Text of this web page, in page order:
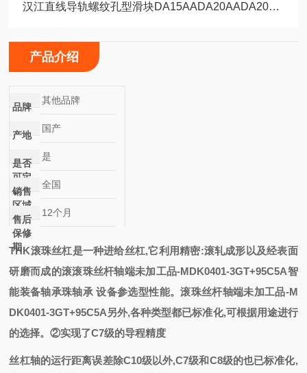
汉江直线导轨螺纹孔型滑块DA15AADA20AADA20AAL
产品介绍
品牌
其他品牌
产地
国产
是否
可定
制
是
销售
区域
全国
售后
保修
期
12个月
THK滚珠丝杠是一种进给丝杠,它利用精密:滚轧成形以及经表面
研磨而成的滚滚珠丝杆轴端未加工品-MDK0401-3GT+95C5A智
能装备轴承珠轴承 设备参选型性能。滚珠丝杆轴端未加工品-M
DK0401-3GT+95C5A另外,各种类型都已标准化,可根据用途进行
的选择。②实现了C7级的导程精度
丝杠轴的运行距离误差除C10级以外,C7级和C8级的也已标准化,